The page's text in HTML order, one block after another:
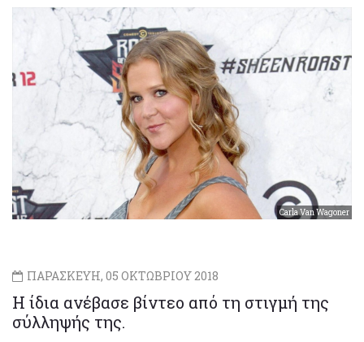
Carla Van Wagoner
ΠΑΡΑΣΚΕΥΗ, 05 ΟΚΤΩΒΡΙΟΥ 2018
Η ίδια ανέβασε βίντεο από τη στιγμή της
σύλληψής της.